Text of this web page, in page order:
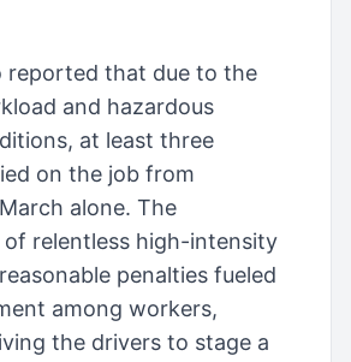
reported that due to the
and hazardous
at least three
on the job from
alone. The
relentless high-intensity
penalties fueled
among workers,
the drivers to stage a